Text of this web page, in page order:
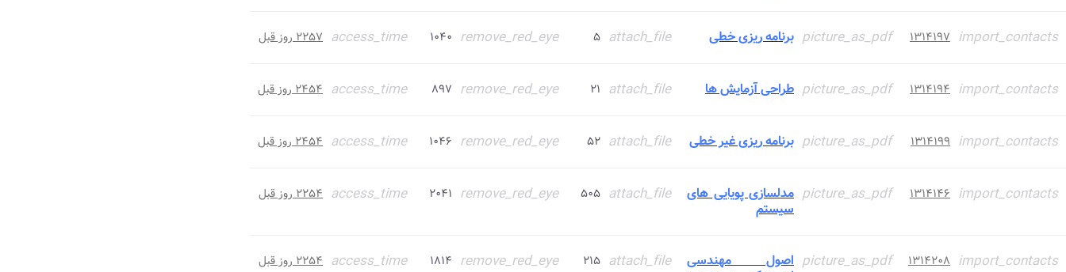
import_contacts ۱۳۱۴۱۹۷ picture_as_pdf برنامه ریزی خطی attach_file ۵ remove_red_eye ۱۰۴۰ access_time ۲۲۵۷ روز قبل
import_contacts ۱۳۱۴۱۹۴ picture_as_pdf طراحی آزمایش ها attach_file ۲۱ remove_red_eye ۸۹۷ access_time ۲۴۵۴ روز قبل
import_contacts ۱۳۱۴۱۹۹ picture_as_pdf برنامه ریزی غیر خطی attach_file ۵۲ remove_red_eye ۱۰۴۶ access_time ۲۴۵۴ روز قبل
import_contacts ۱۳۱۴۱۴۶ picture_as_pdf مدلسازی پویایی های
سیستم
attach_file ۵۰۵ remove_red_eye ۲۰۴۱ access_time ۲۲۵۴ روز قبل
import_contacts ۱۳۱۴۲۰۸ picture_as_pdf اصول مهندسی
attach_file ۲۱۵ remove_red_eye ۱۸۱۴ access_time ۲۲۵۴ روز قبل